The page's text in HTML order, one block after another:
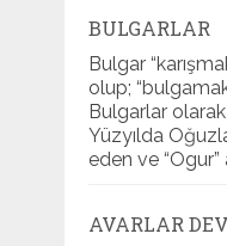
BULGARLAR
Bulgar
olup;
Bulgarlar olarak
Yüzyılda
eden ve “Ogur”
AVARLAR